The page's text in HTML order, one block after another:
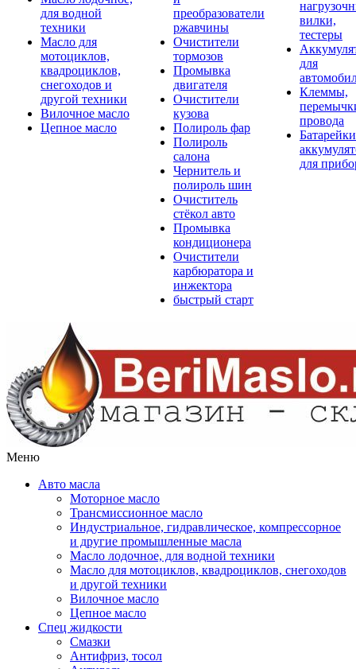
для водной
техники
Масло для
мотоциклов,
квадроциклов,
снегоходов и
другой техники
Вилочное масло
Цепное масло
преобразователи
ржавчины
Очистители
тормозов
Промывка
двигателя
Очистители
кузова
Полироль фар
Полироль
салона
Чернитель и
полироль шин
Очиститель
стёкол авто
Промывка
кондиционера
Очистители
карбюратора и
инжектора
быстрый старт
вилки,
тестеры
для
Клеммы,
провода
для
Меню
Авто масла
Моторное масло
Трансмиссионное масло
Индустриальное, гидравлическое, компрессорное
и другие промышленные масла
Масло лодочное, для водной техники
Масло для мотоциклов, квадроциклов, снегоходов
и другой техники
Вилочное масло
Цепное масло
Спец жидкости
Смазки
Антифриз, тосол